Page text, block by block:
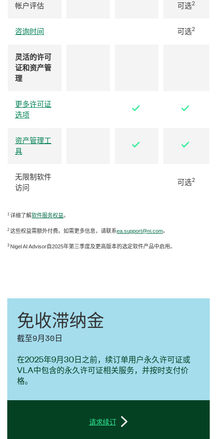
帐户评估 可选2
咨询时间 可选2
灵活的许可
证和资产管
理
更多许可证
选项
资产管理工
具
无限制软件
访问
可选2
1 详细了解软件服务权益。
2 这些权益需额外付费。如需更多信息，请联系ea.support@ni.com。
3 Nigel AI Advisor自2025年第三季度及更高版本的选定软件产品中启用。
免收滞纳金
截至9月30日
在2025年9月30日之前，续订单用户永久许可证或
VLA中包含的永久许可证相关服务，并按时支付价
格。
请求续订